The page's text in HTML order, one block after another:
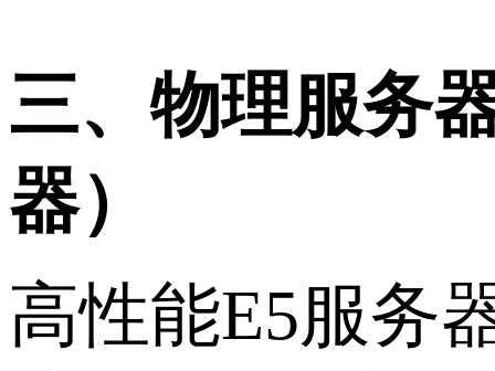
三、物理服务
器）
高性能E5服务